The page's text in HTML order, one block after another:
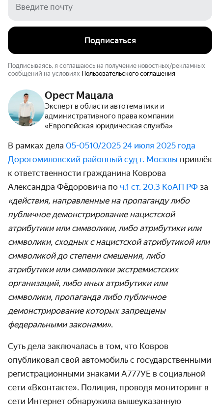
Подписаться
Подписываясь, я соглашаюсь на получение новостных/рекламных
сообщений на условиях Пользовательского соглашения
Орест Мацала
Эксперт в области автотематики и
административного права компании
«Европейская юридическая служба»
В рамках дела 05-0510/2025 24 июля 2025 года
Дорогомиловский районный суд г. Москвы привлёк
к ответственности гражданина Коврова
Александра Фёдоровича по ч.1 ст. 20.3 КоАП РФ за
«действия, направленные на пропаганду либо
публичное демонстрирование нацистской
атрибутики или символики, либо атрибутики или
символики, сходных с нацистской атрибутикой или
символикой до степени смешения, либо
атрибутики или символики экстремистских
организаций, либо иных атрибутики или
символики, пропаганда либо публичное
демонстрирование которых запрещены
федеральными законами».
Суть дела заключалась в том, что Ковров
опубликовал свой автомобиль с государственными
регистрационными знаками А777УЕ в социальной
сети «Вконтакте». Полиция, проводя мониторинг в
сети Интернет обнаружила вышеуказанную